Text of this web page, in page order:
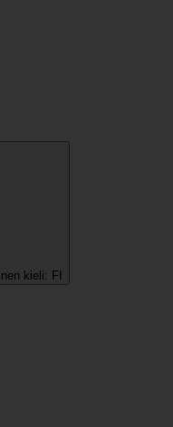
kieli: FI